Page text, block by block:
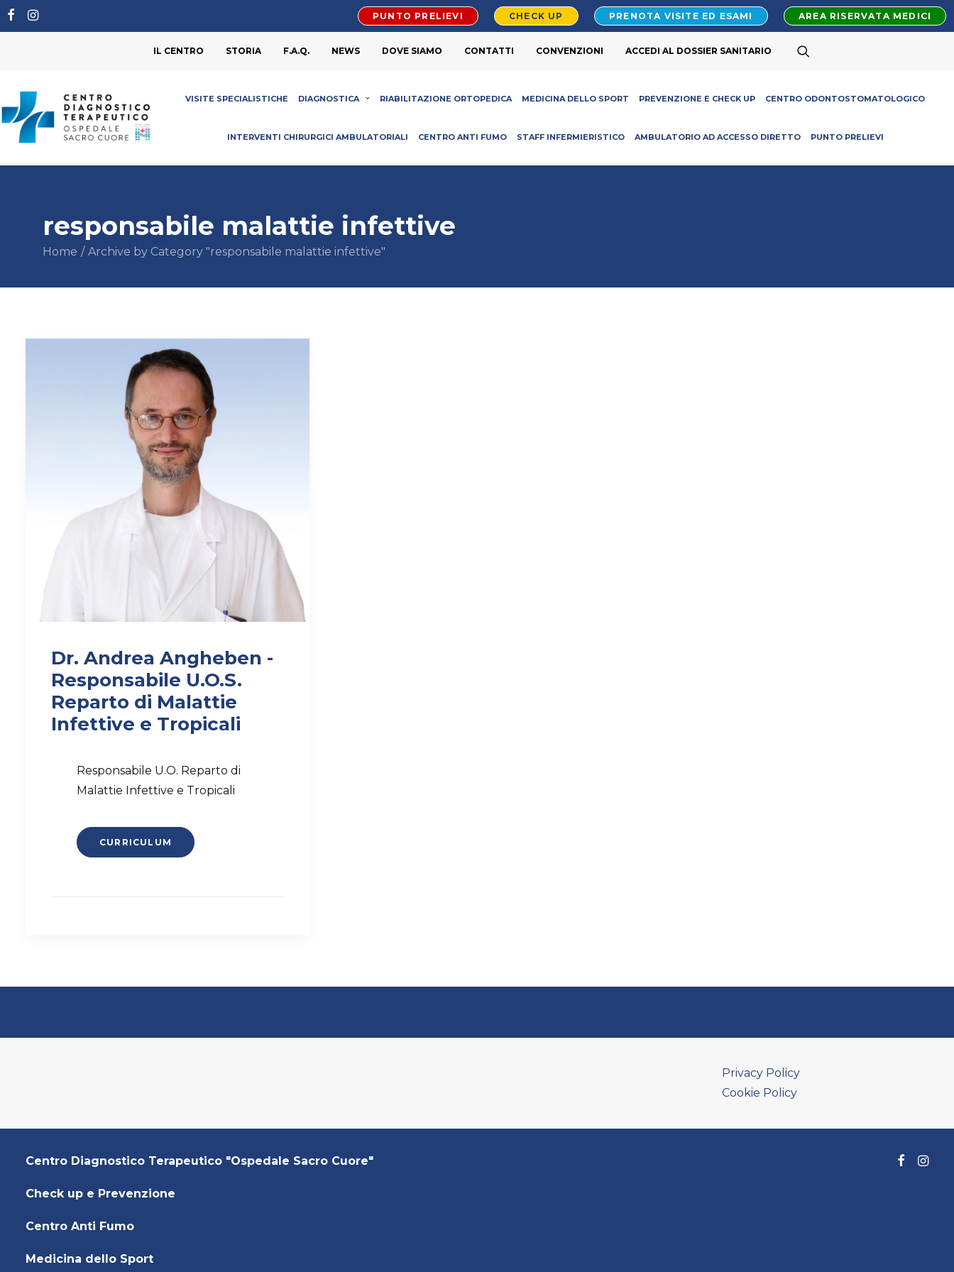
PUNTO PRELIEVI CHECK UP PRENOTA VISITE ED ESAMI AREA RISERVATA MEDICI
IL CENTRO STORIA F.A.Q. NEWS DOVE SIAMO CONTATTI CONVENZIONI ACCEDI AL DOSSIER SANITARIO
VISITE SPECIALISTICHE DIAGNOSTICA RIABILITAZIONE ORTOPEDICA MEDICINA DELLO SPORT PREVENZIONE E CHECK UP CENTRO ODONTOSTOMATOLOGICO
INTERVENTI CHIRURGICI AMBULATORIALI CENTRO ANTI FUMO STAFF INFERMIERISTICO AMBULATORIO AD ACCESSO DIRETTO PUNTO PRELIEVI
responsabile malattie infettive
Home Archive by Category "responsabile malattie infettive"
Dr. Andrea Angheben -
Responsabile U.O.S.
Reparto di Malattie
Infettive e Tropicali
Responsabile U.O. Reparto di
Malattie Infettive e Tropicali
CURRICULUM
Privacy Policy
Cookie Policy
Centro Diagnostico Terapeutico "Ospedale Sacro Cuore"
Check up e Prevenzione
Centro Anti Fumo
Medicina dello Sport